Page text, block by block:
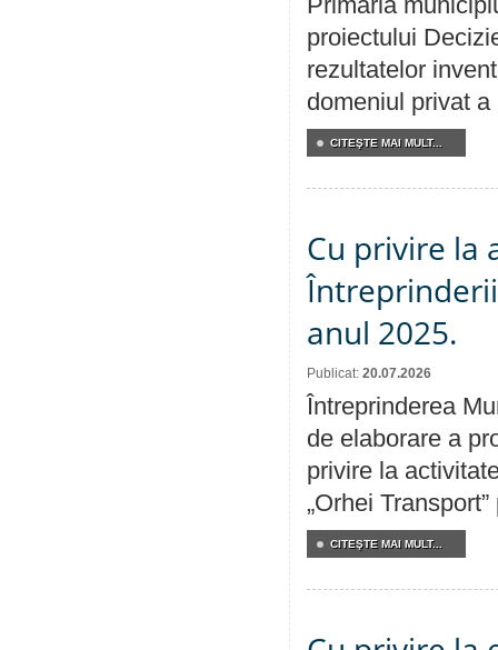
proiectului
rezultatelor
domeniul privat a
CITEŞTE MAI MULT...
Cu privire la
anul 2025.
Publicat: 20.07.2026
Întreprinderea
de elaborare a
privire la
„Orhei
CITEŞTE MAI MULT...